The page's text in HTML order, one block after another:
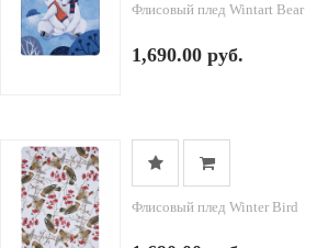
Флисовый плед Wintart Bear
1,690.00 руб.
Флисовый плед Winter Bird